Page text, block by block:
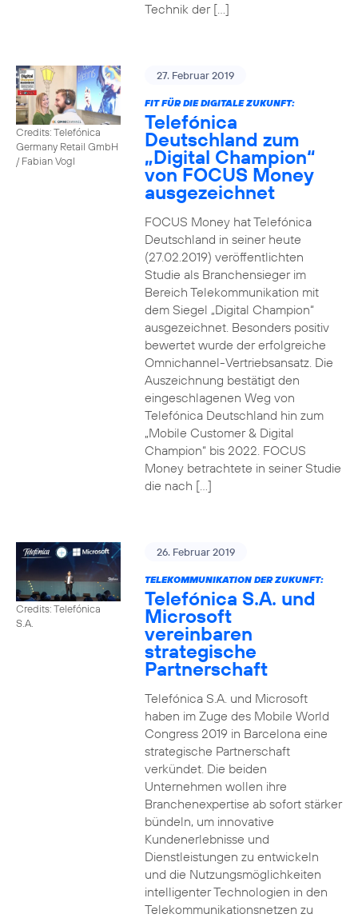
Technik der […]
Credits: Telefónica
Germany Retail GmbH
/ Fabian Vogl
27. Februar 2019
FIT FÜR DIE DIGITALE ZUKUNFT:
Telefónica
Deutschland zum
„Digital Champion“
von FOCUS Money
ausgezeichnet
FOCUS Money hat Telefónica
Deutschland in seiner heute
(27.02.2019) veröffentlichten
Studie als Branchensieger im
Bereich Telekommunikation mit
dem Siegel „Digital Champion“
ausgezeichnet. Besonders positiv
bewertet wurde der erfolgreiche
Omnichannel-Vertriebsansatz. Die
Auszeichnung bestätigt den
eingeschlagenen Weg von
Telefónica Deutschland hin zum
„Mobile Customer & Digital
Champion“ bis 2022. FOCUS
Money betrachtete in seiner Studie
die nach […]
Credits: Telefónica
S.A.
26. Februar 2019
TELEKOMMUNIKATION DER ZUKUNFT:
Telefónica S.A. und
Microsoft
vereinbaren
strategische
Partnerschaft
Telefónica S.A. und Microsoft
haben im Zuge des Mobile World
Congress 2019 in Barcelona eine
strategische Partnerschaft
verkündet. Die beiden
Unternehmen wollen ihre
Branchenexpertise ab sofort stärker
bündeln, um innovative
Kundenerlebnisse und
Dienstleistungen zu entwickeln
und die Nutzungsmöglichkeiten
intelligenter Technologien in den
Telekommunikationsnetzen zu